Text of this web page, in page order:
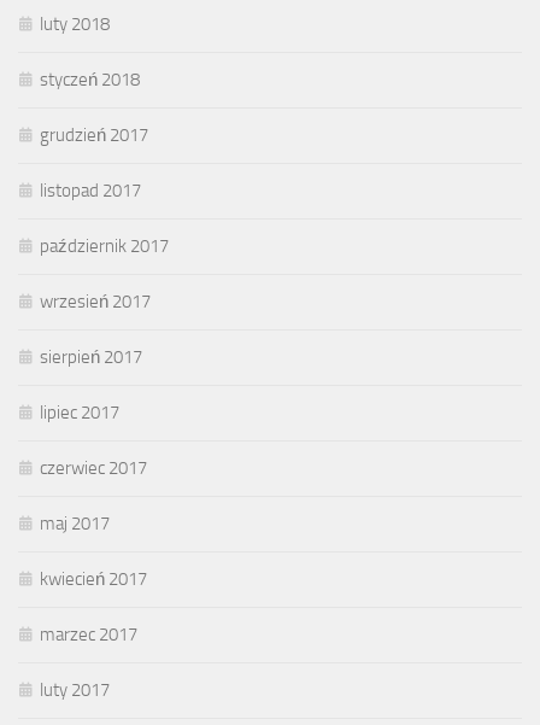
luty 2018
styczeń 2018
grudzień 2017
listopad 2017
październik 2017
wrzesień 2017
sierpień 2017
lipiec 2017
czerwiec 2017
maj 2017
kwiecień 2017
marzec 2017
luty 2017